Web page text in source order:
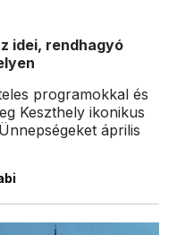
idei, rendhagyó
programokkal és
Keszthely ikonikus
április